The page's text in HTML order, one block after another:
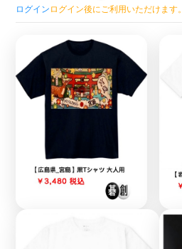
ログイン ログイン後にご利用いただけます。